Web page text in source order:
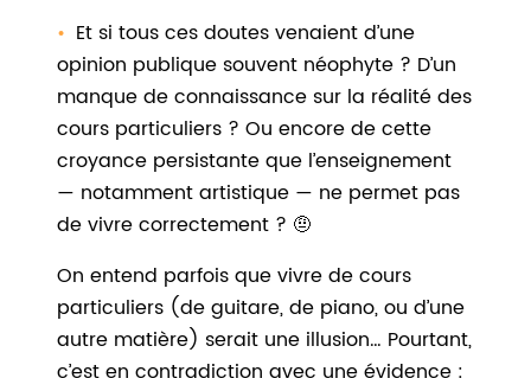
Et si tous ces doutes venaient d’une
opinion publique souvent néophyte ? D’un
manque de connaissance sur la réalité des
cours particuliers ? Ou encore de cette
croyance persistante que l’enseignement
— notamment artistique — ne permet pas
de vivre correctement ? 🤨
On entend parfois que vivre de cours
particuliers (de guitare, de piano, ou d’une
autre matière) serait une illusion… Pourtant,